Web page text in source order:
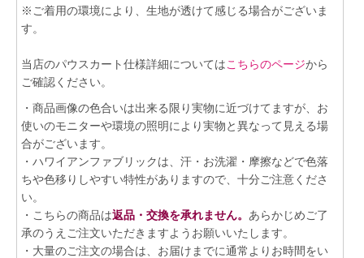
※ご着用の環境により、生地が透けて感じる場合がございま
す。
当店のパウスカート仕様詳細についてはこちらのページから
ご確認ください。
・商品画像の色合いは出来る限り実物に近づけてますが、お
使いのモニターや環境の照明により実物と異なって見える場
合がございます。
・ハワイアンファブリックは、汗・お洗濯・摩擦などで色落
ちや色移りしやすい特性がありますので、十分ご注意くださ
い。
・こちらの商品は返品・交換を承れません。 あらかじめご了
承のうえご注文いただきますようお願いいたします。
・大量のご注文の場合は、お届けまでに通常よりお時間をい